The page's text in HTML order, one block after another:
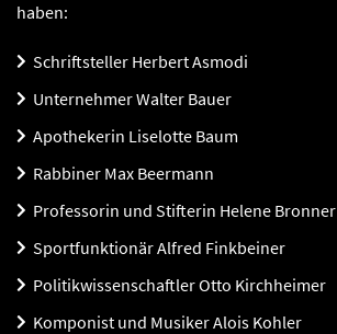
haben:
Schriftsteller Herbert Asmodi
Unternehmer Walter Bauer
Apothekerin Liselotte Baum
Rabbiner Max Beermann
Professorin und Stifterin Helene Bronner
Sportfunktionär Alfred Finkbeiner
Politikwissenschaftler Otto Kirchheimer
Komponist und Musiker Alois Kohler